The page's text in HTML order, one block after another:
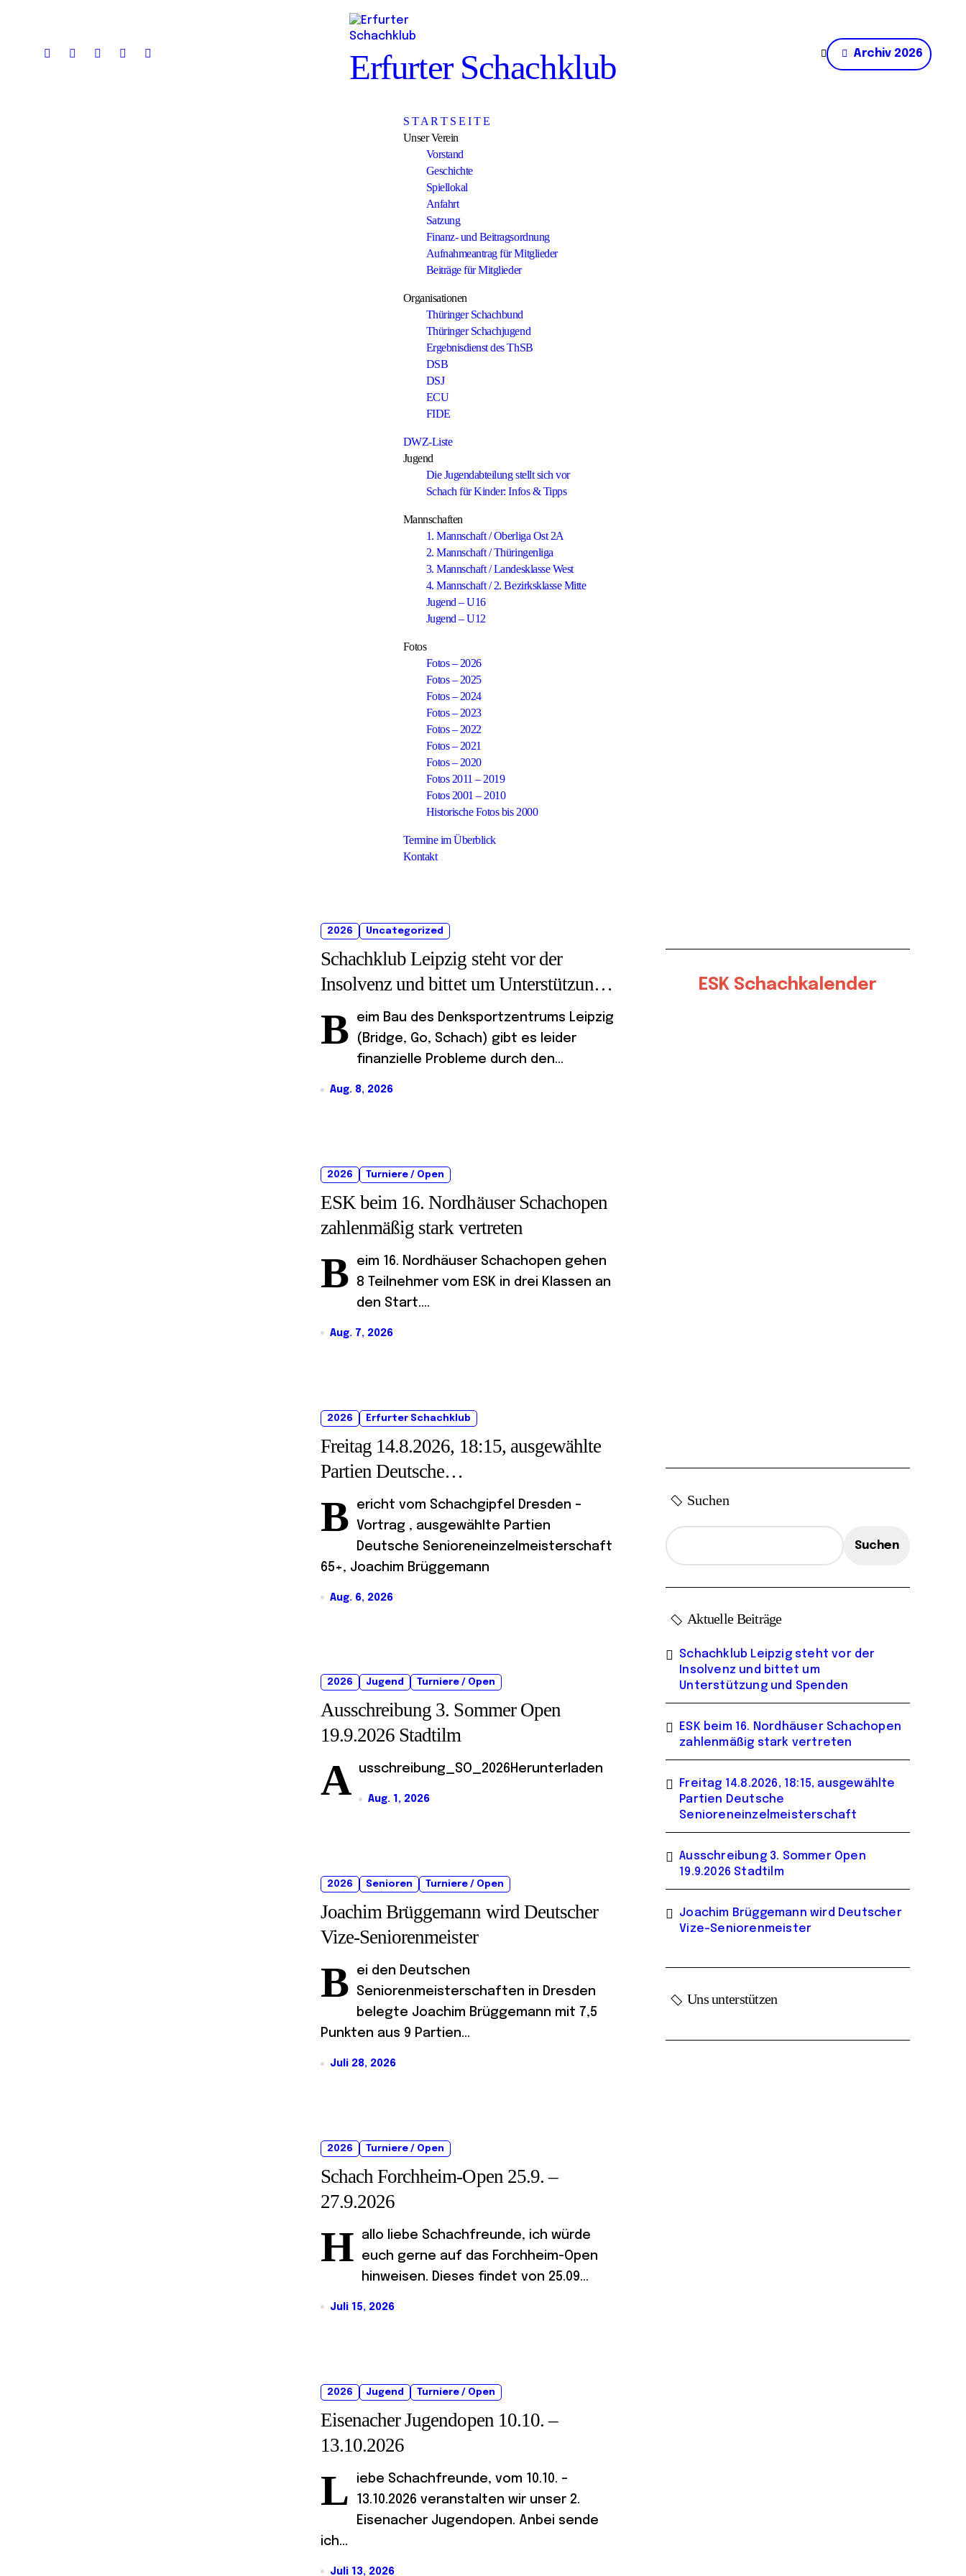
Erfurter Schachklub Archiv 2026
S T A R T S E I T E
Unser Verein
Vorstand
Geschichte
Spiellokal
Anfahrt
Satzung
Finanz- und Beitragsordnung
Aufnahmeantrag für Mitglieder
Beiträge für Mitglieder
Organisationen
Thüringer Schachbund
Thüringer Schachjugend
Ergebnisdienst des ThSB
DSB
DSJ
ECU
FIDE
DWZ-Liste
Jugend
Die Jugendabteilung stellt sich vor
Schach für Kinder: Infos & Tipps
Mannschaften
1. Mannschaft / Oberliga Ost 2A
2. Mannschaft / Thüringenliga
3. Mannschaft / Landesklasse West
4. Mannschaft / 2. Bezirksklasse Mitte
Jugend – U16
Jugend – U12
Fotos
Fotos – 2026
Fotos – 2025
Fotos – 2024
Fotos – 2023
Fotos – 2022
Fotos – 2021
Fotos – 2020
Fotos 2011 – 2019
Fotos 2001 – 2010
Historische Fotos bis 2000
Termine im Überblick
Kontakt
2026 Uncategorized
Schachklub Leipzig steht vor der
Insolvenz und bittet um Unterstützung
und Spenden
B
eim Bau des Denksportzentrums Leipzig
(Bridge, Go, Schach) gibt es leider
finanzielle Probleme durch den...
Aug. 8, 2026
2026 Turniere / Open
ESK beim 16. Nordhäuser Schachopen
zahlenmäßig stark vertreten
B
eim 16. Nordhäuser Schachopen gehen
8 Teilnehmer vom ESK in drei Klassen an
den Start....
Aug. 7, 2026
2026 Erfurter Schachklub
Freitag 14.8.2026, 18:15, ausgewählte
Partien Deutsche
Senioreneinzelmeisterschaft
B
ericht vom Schachgipfel Dresden –
Vortrag , ausgewählte Partien
Deutsche Senioreneinzelmeisterschaft
65+, Joachim Brüggemann
Aug. 6, 2026
2026 Jugend Turniere / Open
Ausschreibung 3. Sommer Open
19.9.2026 Stadtilm
A usschreibung_SO_2026Herunterladen
Aug. 1, 2026
2026 Senioren Turniere / Open
Joachim Brüggemann wird Deutscher
Vize-Seniorenmeister
B
ei den Deutschen
Seniorenmeisterschaften in Dresden
belegte Joachim Brüggemann mit 7,5
Punkten aus 9 Partien...
Juli 28, 2026
2026 Turniere / Open
Schach Forchheim-Open 25.9. –
27.9.2026
H
allo liebe Schachfreunde, ich würde
euch gerne auf das Forchheim-Open
hinweisen. Dieses findet von 25.09...
Juli 15, 2026
2026 Jugend Turniere / Open
Eisenacher Jugendopen 10.10. –
13.10.2026
L
iebe Schachfreunde, vom 10.10. –
13.10.2026 veranstalten wir unser 2.
Eisenacher Jugendopen. Anbei sende
ich...
Juli 13, 2026
ESK Schachkalender
Suchen
Suchen
Aktuelle Beiträge
Schachklub Leipzig steht vor der
Insolvenz und bittet um
Unterstützung und Spenden
ESK beim 16. Nordhäuser Schachopen
zahlenmäßig stark vertreten
Freitag 14.8.2026, 18:15, ausgewählte
Partien Deutsche
Senioreneinzelmeisterschaft
Ausschreibung 3. Sommer Open
19.9.2026 Stadtilm
Joachim Brüggemann wird Deutscher
Vize-Seniorenmeister
Uns unterstützen